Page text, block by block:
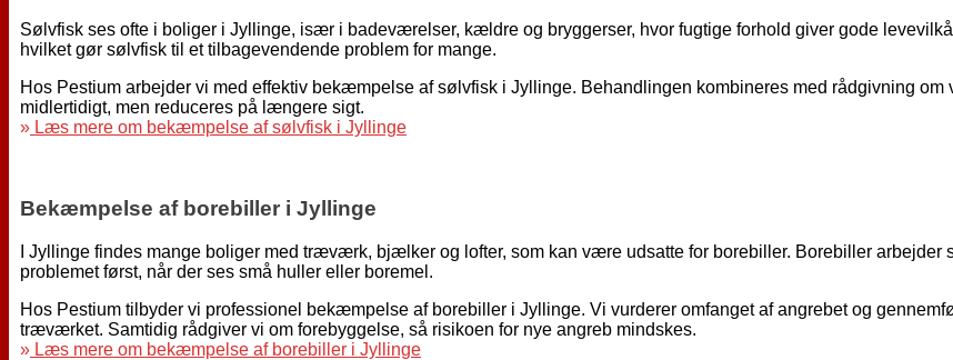
Sølvfisk ses ofte i boliger i Jyllinge, især i badeværelser, kældre og bryggerser, hvor fugtige forhold giver gode
hvilket gør sølvfisk til et tilbagevendende problem for mange.
Hos Pestium arbejder vi med effektiv bekæmpelse af sølvfisk i Jyllinge. Behandlingen kombineres med rådgivning
midlertidigt, men reduceres på længere sigt.
» Læs mere om bekæmpelse af sølvfisk i Jyllinge
Bekæmpelse af borebiller i Jyllinge
I Jyllinge findes mange boliger med træværk, bjælker og lofter, som kan være udsatte for borebiller. Borebiller
problemet først, når der ses små huller eller boremel.
Hos Pestium tilbyder vi professionel bekæmpelse af borebiller i Jyllinge. Vi vurderer omfanget af angrebet og
træværket. Samtidig rådgiver vi om forebyggelse, så risikoen for nye angreb mindskes.
» Læs mere om bekæmpelse af borebiller i Jyllinge